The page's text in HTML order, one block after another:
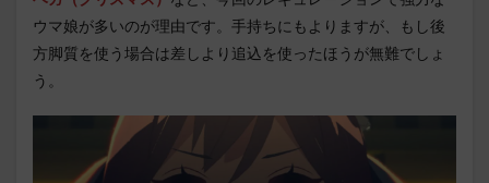
ウマ娘が多いのが理由です。手持ちにもよりますが、もし後
方脚質を使う場合は差しより追込を使ったほうが無難でしょ
う。